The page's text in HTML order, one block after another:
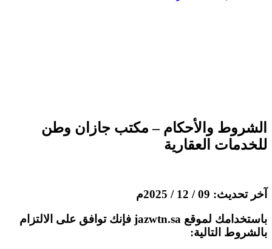
الشروط والأحكام – مكتب جازان وطن
للخدمات العقارية
آخر تحديث: 09 / 12 / 2025م
باستخدامك لموقع jazwtn.sa فإنك توافق على الالتزام
بالشروط التالية: